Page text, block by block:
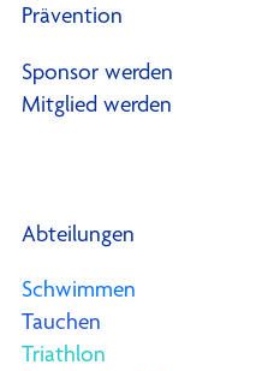
Prävention
Sponsor werden
Mitglied werden
Abteilungen
Schwimmen
Tauchen
Triathlon